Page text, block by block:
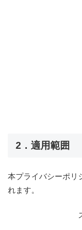
2．適用範囲
本プライバシーポリ
れます。